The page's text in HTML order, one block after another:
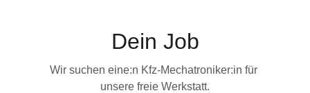
Dein Job
Wir suchen eine:n Kfz-Mechatroniker:in für
unsere freie Werkstatt.